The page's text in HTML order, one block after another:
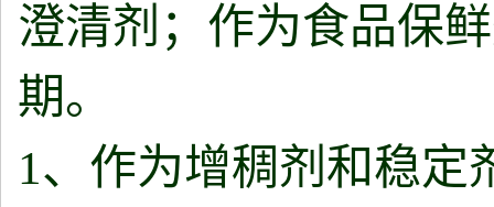
澄清剂；作为食品保
期。
1、作为增稠剂和稳定